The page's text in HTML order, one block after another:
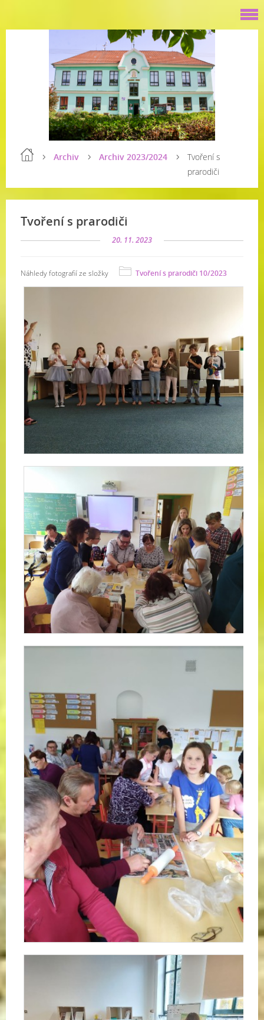
Archiv Archiv 2023/2024
Tvoření s
prarodiči
Tvoření s prarodiči
20. 11. 2023
Náhledy fotografií ze složky Tvoření s prarodiči 10/2023